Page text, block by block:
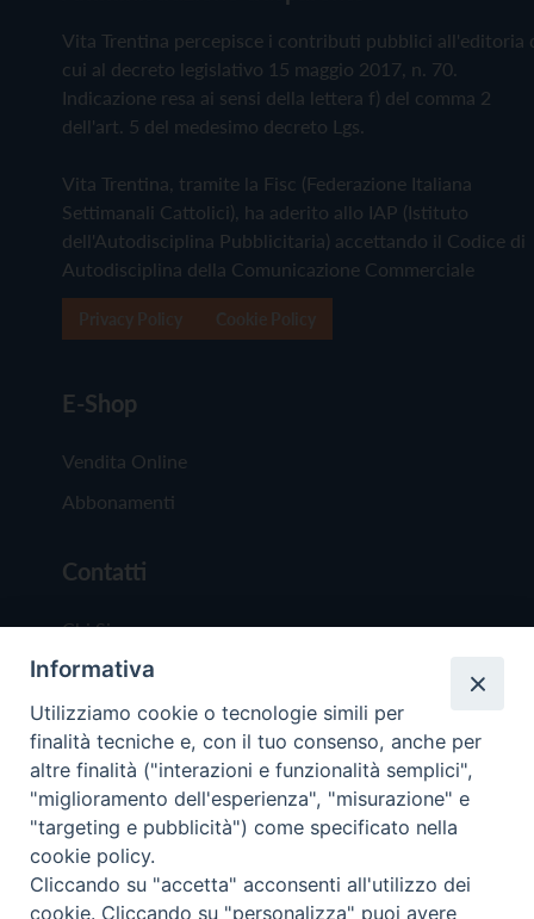
Vita Trentina percepisce i contributi pubblici all'editoria
cui al decreto legislativo 15 maggio 2017, n. 70.
Indicazione resa ai sensi della lettera f) del comma 2
dell'art. 5 del medesimo decreto Lgs.
Vita Trentina, tramite la Fisc (Federazione Italiana
Settimanali Cattolici), ha aderito allo IAP (Istituto
dell'Autodisciplina Pubblicitaria) accettando il Codice di
Autodisciplina della Comunicazione Commerciale
E-Shop
Vendita Online
Abbonamenti
Contatti
Chi Siamo
Redazione
Scrivici
Copyright © 2019 - Tutti i diritti riservati - Vita
Trentina Editrice
Informativa
Utilizziamo cookie o tecnologie simili per
finalità tecniche e, con il tuo consenso, anche per
altre finalità ("interazioni e funzionalità semplici",
"miglioramento dell'esperienza", "misurazione" e
"targeting e pubblicità") come specificato nella
cookie policy.
Cliccando su "accetta" acconsenti all'utilizzo dei
cookie. Cliccando su "personalizza" puoi avere